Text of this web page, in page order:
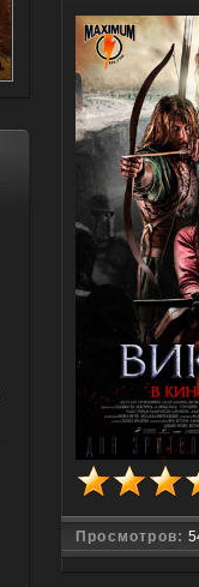
Просмотров: